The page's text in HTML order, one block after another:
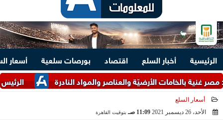
الرئيسية أخبار السلع اقتصاد بورصات سلعية
أسعار
الرئيس السيسي
الأرضيّة والعناصر والمواد النادرة
أسعار السلع
الأحد، 26 ديسمبر 2021
11:09 صـ بتوقيت القاهرة